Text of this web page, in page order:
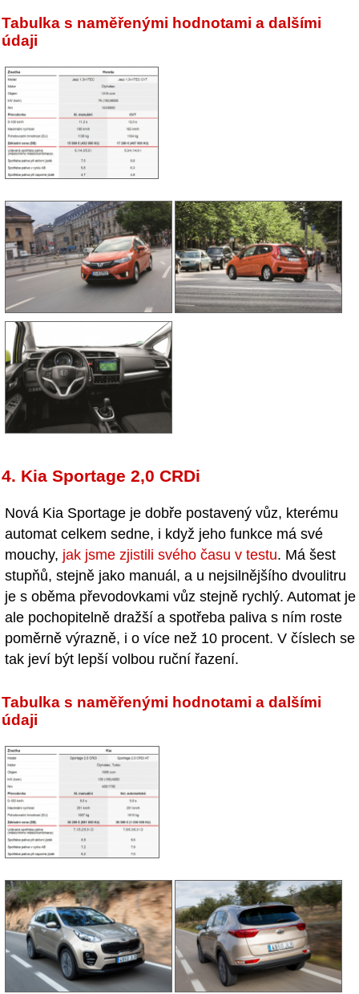
Tabulka s naměřenými hodnotami a dalšími
údaji
4. Kia Sportage 2,0 CRDi
Nová Kia Sportage je dobře postavený vůz, kterému
automat celkem sedne, i když jeho funkce má své
mouchy, jak jsme zjistili svého času v testu. Má šest
stupňů, stejně jako manuál, a u nejsilnějšího dvoulitru
je s oběma převodovkami vůz stejně rychlý. Automat je
ale pochopitelně dražší a spotřeba paliva s ním roste
poměrně výrazně, i o více než 10 procent. V číslech se
tak jeví být lepší volbou ruční řazení.
Tabulka s naměřenými hodnotami a dalšími
údaji